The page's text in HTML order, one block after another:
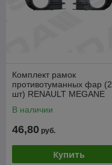
Комплект рамок
противотуманных фар (2
шт) RENAULT MEGANE
В наличии
46,80 руб.
Купить